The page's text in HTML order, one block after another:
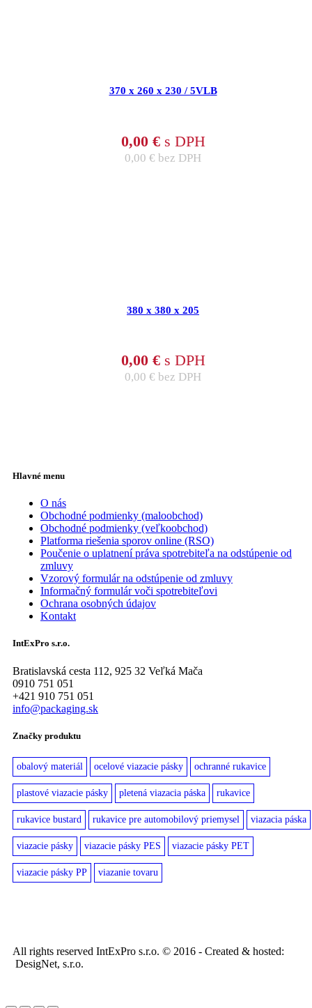
370 x 260 x 230 / 5VLB
0,00 €s DPH
0,00 € bez DPH
380 x 380 x 205
0,00 €s DPH
0,00 € bez DPH
Hlavné menu
O nás
Obchodné podmienky (maloobchod)
Obchodné podmienky (veľkoobchod)
Platforma riešenia sporov online (RSO)
Poučenie o uplatnení práva spotrebiteľa na odstúpenie od
zmluvy
Vzorový formulár na odstúpenie od zmluvy
Informačný formulár voči spotrebiteľovi
Ochrana osobných údajov
Kontakt
IntExPro s.r.o.
Bratislavská cesta 112, 925 32 Veľká Mača
0910 751 051
+421 910 751 051
info@packaging.sk
Značky produktu
obalový materiál ocelové viazacie pásky ochranné rukavice
plastové viazacie pásky pletená viazacia páska rukavice
rukavice bustard rukavice pre automobilový priemysel viazacia páska
viazacie pásky viazacie pásky PES viazacie pásky PET
viazacie pásky PP viazanie tovaru
All rights reserved IntExPro s.r.o. © 2016 - Created & hosted:
DesigNet, s.r.o.